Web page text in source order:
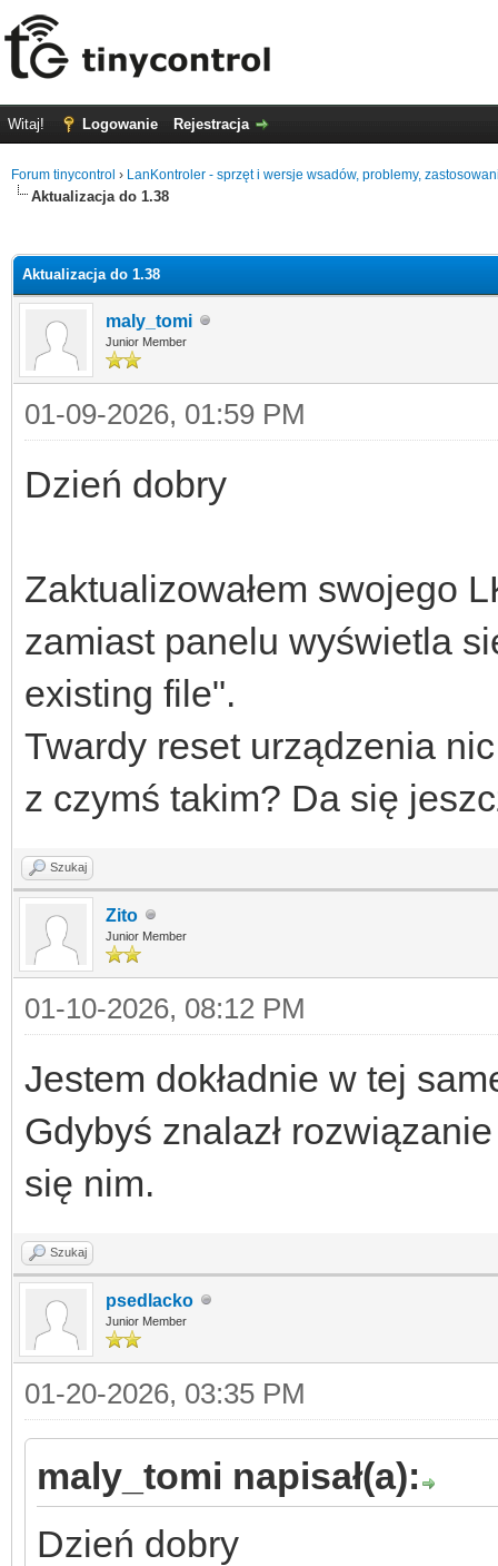
Witaj! Logowanie Rejestracja
Forum tinycontrol › LanKontroler - sprzęt i wersje wsadów, problemy,
Aktualizacja do 1.38
Aktualizacja do 1.38
maly_tomi
Junior Member
01-09-2026, 01:59 PM
Dzień dobry
Zaktualizowałem swojego
zamiast panelu wyświetla
existing file".
Twardy reset urządzenia
z czymś takim? Da się
Szukaj
Zito
Junior Member
01-10-2026, 08:12 PM
Jestem dokładnie w tej
Gdybyś znalazł
się nim.
Szukaj
psedlacko
Junior Member
01-20-2026, 03:35 PM
maly_tomi napisał(a):
Dzień dobry